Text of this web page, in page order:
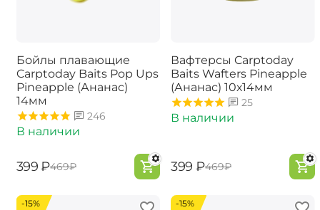
Бойлы плавающие
Carptoday Baits Pop Ups
Pineapple (Ананас)
14мм
246
В наличии
‍399‍ ₽‍469‍₽
Вафтерсы Carptoday
Baits Wafters Pineapple
(Ананас) 10х14мм
25
В наличии
‍399‍ ₽‍469‍₽
-15% -15%